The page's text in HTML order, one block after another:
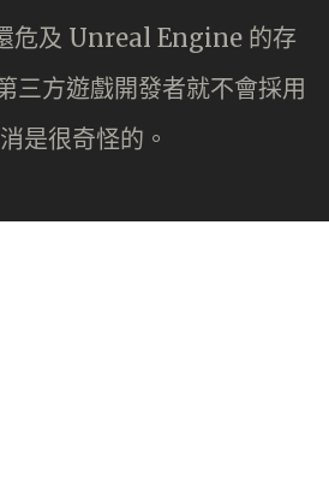
危及 Unreal Engine 的存
三方遊戲開發者就不會採用
是很奇怪的。